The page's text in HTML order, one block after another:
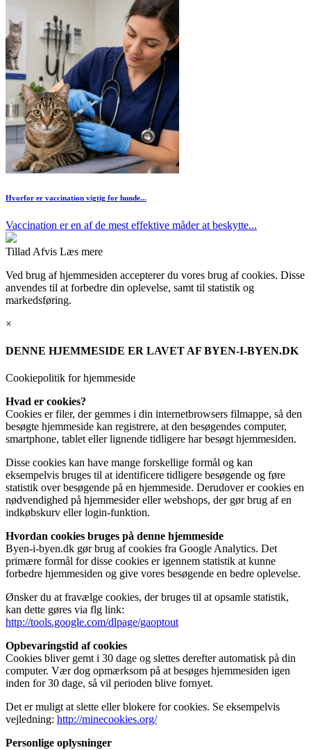
Hvorfor er vaccination vigtig for hunde...
Vaccination er en af de mest effektive måder at beskytte...
Tillad Afvis Læs mere
Ved brug af hjemmesiden accepterer du vores brug af cookies. Disse
anvendes til at forbedre din oplevelse, samt til statistik og
markedsføring.
×
DENNE HJEMMESIDE ER LAVET AF BYEN-I-BYEN.DK
Cookiepolitik for hjemmeside
Hvad er cookies?
Cookies er filer, der gemmes i din internetbrowsers filmappe, så den
besøgte hjemmeside kan registrere, at den besøgendes computer,
smartphone, tablet eller lignende tidligere har besøgt hjemmesiden.
Disse cookies kan have mange forskellige formål og kan
eksempelvis bruges til at identificere tidligere besøgende og føre
statistik over besøgende på en hjemmeside. Derudover er cookies en
nødvendighed på hjemmesider eller webshops, der gør brug af en
indkøbskurv eller login-funktion.
Hvordan cookies bruges på denne hjemmeside
Byen-i-byen.dk gør brug af cookies fra Google Analytics. Det
primære formål for disse cookies er igennem statistik at kunne
forbedre hjemmesiden og give vores besøgende en bedre oplevelse.
Ønsker du at fravælge cookies, der bruges til at opsamle statistik,
kan dette gøres via flg link:
http://tools.google.com/dlpage/gaoptout
Opbevaringstid af cookies
Cookies bliver gemt i 30 dage og slettes derefter automatisk på din
computer. Vær dog opmærksom på at besøges hjemmesiden igen
inden for 30 dage, så vil perioden blive fornyet.
Det er muligt at slette eller blokere for cookies. Se eksempelvis
vejledning: http://minecookies.org/
Personlige oplysninger